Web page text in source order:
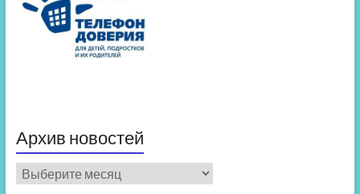
Архив новостей
Архив
новостей